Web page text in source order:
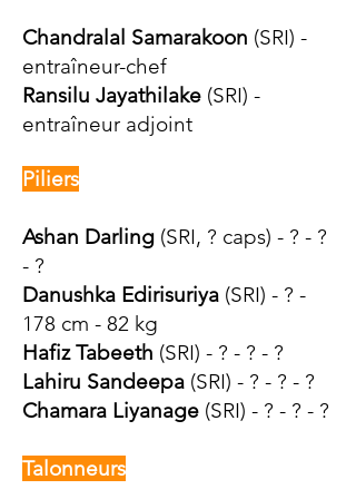
Chandralal Samarakoon (SRI) -
entraîneur-chef
Ransilu Jayathilake (SRI) -
entraîneur adjoint
Piliers
Ashan Darling (SRI, ? caps) - ? - ?
- ?
Danushka Edirisuriya (SRI) - ? -
178 cm - 82 kg
Hafiz Tabeeth (SRI) - ? - ? - ?
Lahiru Sandeepa (SRI) - ? - ? - ?
Chamara Liyanage (SRI) - ? - ? - ?
Talonneurs